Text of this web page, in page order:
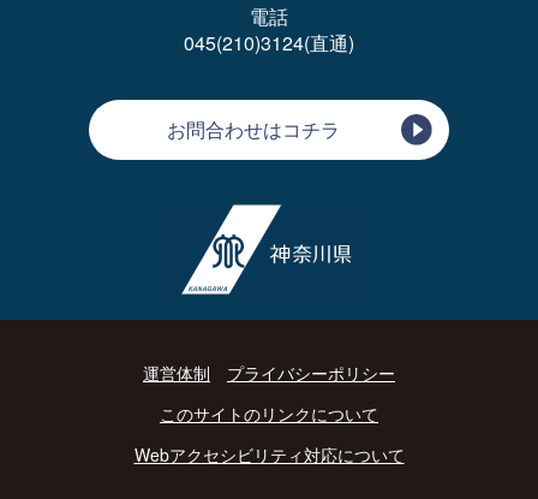
電話
045(210)3124(直通)
お問合わせはコチラ
運営体制
プライバシーポリシー
このサイトのリンクについて
Webアクセシビリティ対応について